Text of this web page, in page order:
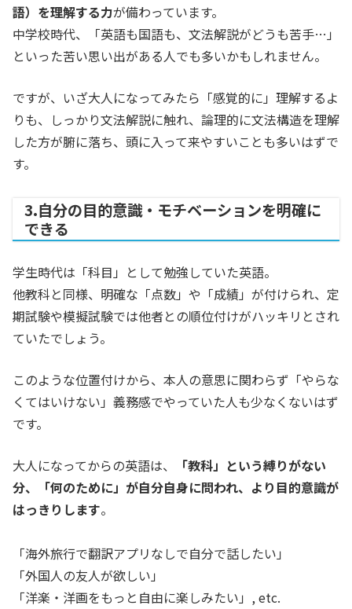
語）を理解する力が備わっています。
中学校時代、「英語も国語も、文法解説がどうも苦手…」
といった苦い思い出がある人でも多いかもしれません。
ですが、いざ大人になってみたら「感覚的に」理解するよ
りも、しっかり文法解説に触れ、論理的に文法構造を理解
した方が腑に落ち、頭に入って来やすいことも多いはずで
す。
3.自分の目的意識・モチベーションを明確に
できる
学生時代は「科目」として勉強していた英語。
他教科と同様、明確な「点数」や「成績」が付けられ、定
期試験や模擬試験では他者との順位付けがハッキリとされ
ていたでしょう。
このような位置付けから、本人の意思に関わらず「やらな
くてはいけない」義務感でやっていた人も少なくないはず
です。
大人になってからの英語は、
「教科」という縛りがない
分、「何のために」が自分自身に問われ、より目的意識が
はっきりします。
「海外旅行で翻訳アプリなしで自分で話したい」
「外国人の友人が欲しい」
「洋楽・洋画をもっと自由に楽しみたい」, etc.